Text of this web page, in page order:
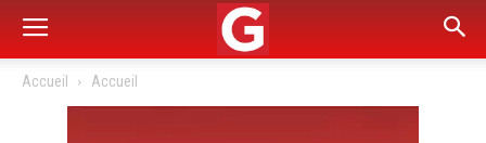
Accueil Accueil